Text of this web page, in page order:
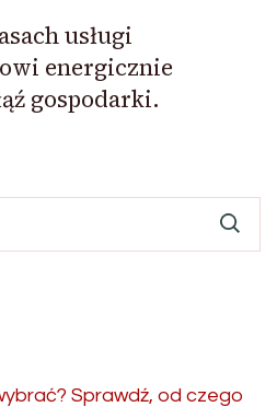
usługi
energicznie
gospodarki.
Sprawdź, od czego